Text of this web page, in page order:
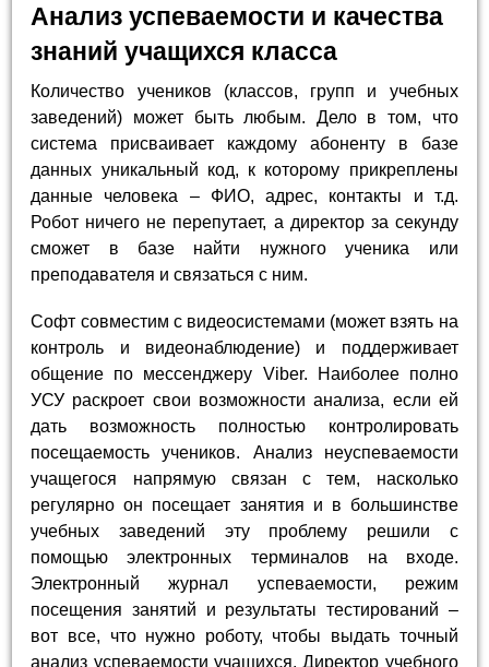
Анализ успеваемости и качества
знаний учащихся класса
Количество учеников (классов, групп и учебных
заведений) может быть любым. Дело в том, что
система присваивает каждому абоненту в базе
данных уникальный код, к которому прикреплены
данные человека – ФИО, адрес, контакты и т.д.
Робот ничего не перепутает, а директор за секунду
сможет в базе найти нужного ученика или
преподавателя и связаться с ним.
Софт совместим с видеосистемами (может взять на
контроль и видеонаблюдение) и поддерживает
общение по мессенджеру Viber. Наиболее полно
УСУ раскроет свои возможности анализа, если ей
дать возможность полностью контролировать
посещаемость учеников. Анализ неуспеваемости
учащегося напрямую связан с тем, насколько
регулярно он посещает занятия и в большинстве
учебных заведений эту проблему решили с
помощью электронных терминалов на входе.
Электронный журнал успеваемости, режим
посещения занятий и результаты тестирований –
вот все, что нужно роботу, чтобы выдать точный
анализ успеваемости учащихся. Директор учебного